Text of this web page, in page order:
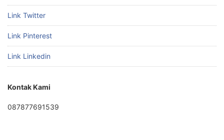
Link Twitter
Link Pinterest
Link Linkedin
Kontak Kami
087877691539